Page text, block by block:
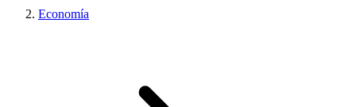
Economía